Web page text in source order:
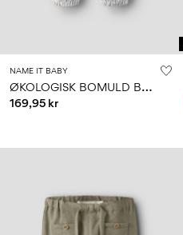
NAME IT BABY
Ø
KOLOGISK BOMULD BUKSER
169,95 kr